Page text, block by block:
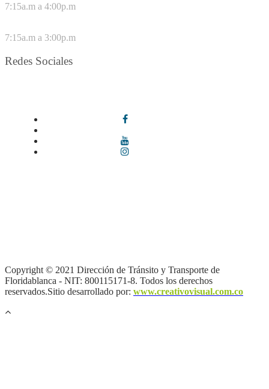
7:15a.m a 4:00p.m
7:15a.m a 3:00p.m
Redes Sociales
Copyright © 2021 Dirección de Tránsito y Transporte de
Floridablanca - NIT: 800115171-8. Todos los derechos
reservados.Sitio desarrollado por: www.creativovisual.com.co